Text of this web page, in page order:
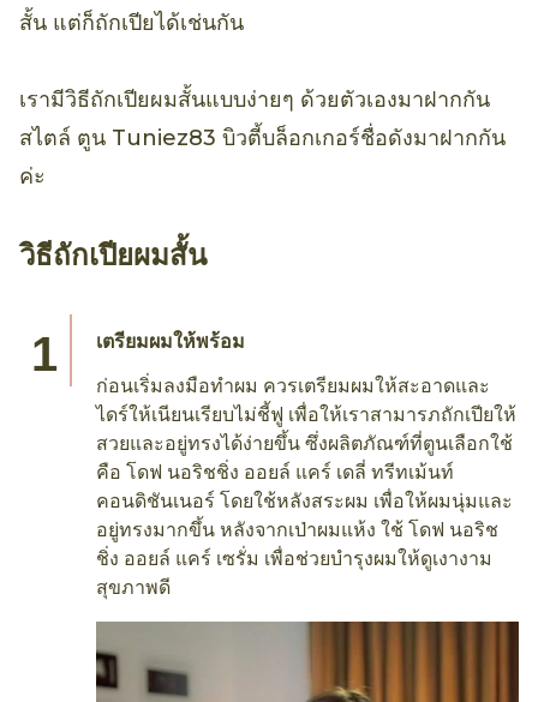
สั้น แต่ก็ถักเปียได้เช่นกัน
เรามีวิธีถักเปียผมสั้นแบบง่ายๆ ด้วยตัวเองมาฝากกัน
สไตล์ ตูน Tuniez83 บิวตี้บล็อกเกอร์ชื่อดังมาฝากกัน
ค่ะ
วิธีถักเปียผมสั้น
เตรียมผมให้พร้อม
ก่อนเริ่มลงมือทำผม ควรเตรียมผมให้สะอาดและ
ไดร์ให้เนียนเรียบไม่ชี้ฟู เพื่อให้เราสามารภถักเปียให้
สวยและอยู่ทรงได้ง่ายขึ้น ซึ่งผลิตภัณฑ์ที่ตูนเลือกใช้
คือ โดฟ นอริชชิ่ง ออยล์ แคร์ เดลี่ ทรีทเม้นท์
คอนดิชันเนอร์ โดยใช้หลังสระผม เพื่อให้ผมนุ่มและ
อยู่ทรงมากขึ้น หลังจากเป่าผมแห้ง ใช้ โดฟ นอริช
ชิ่ง ออยล์ แคร์ เซรั่ม เพื่อช่วยบำรุงผมให้ดูเงางาม
สุขภาพดี